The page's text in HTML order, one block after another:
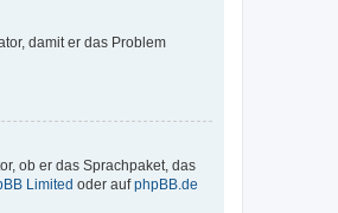
damit er das Problem
ob er das Sprachpaket, das
Limited oder aufphpBB.de